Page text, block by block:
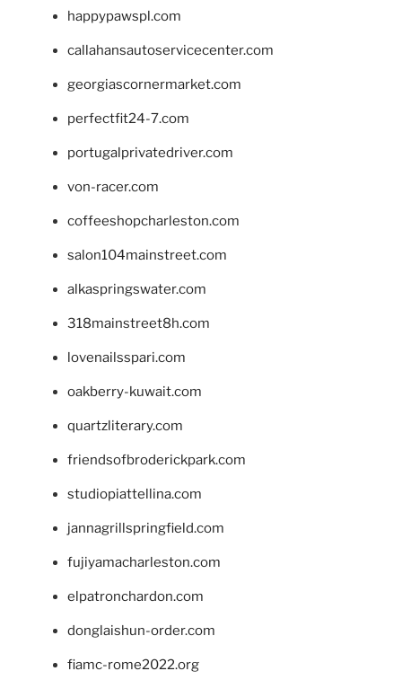
happypawspl.com
callahansautoservicecenter.com
georgiascornermarket.com
perfectfit24-7.com
portugalprivatedriver.com
von-racer.com
coffeeshopcharleston.com
salon104mainstreet.com
alkaspringswater.com
318mainstreet8h.com
lovenailsspari.com
oakberry-kuwait.com
quartzliterary.com
friendsofbroderickpark.com
studiopiattellina.com
jannagrillspringfield.com
fujiyamacharleston.com
elpatronchardon.com
donglaishun-order.com
fiamc-rome2022.org